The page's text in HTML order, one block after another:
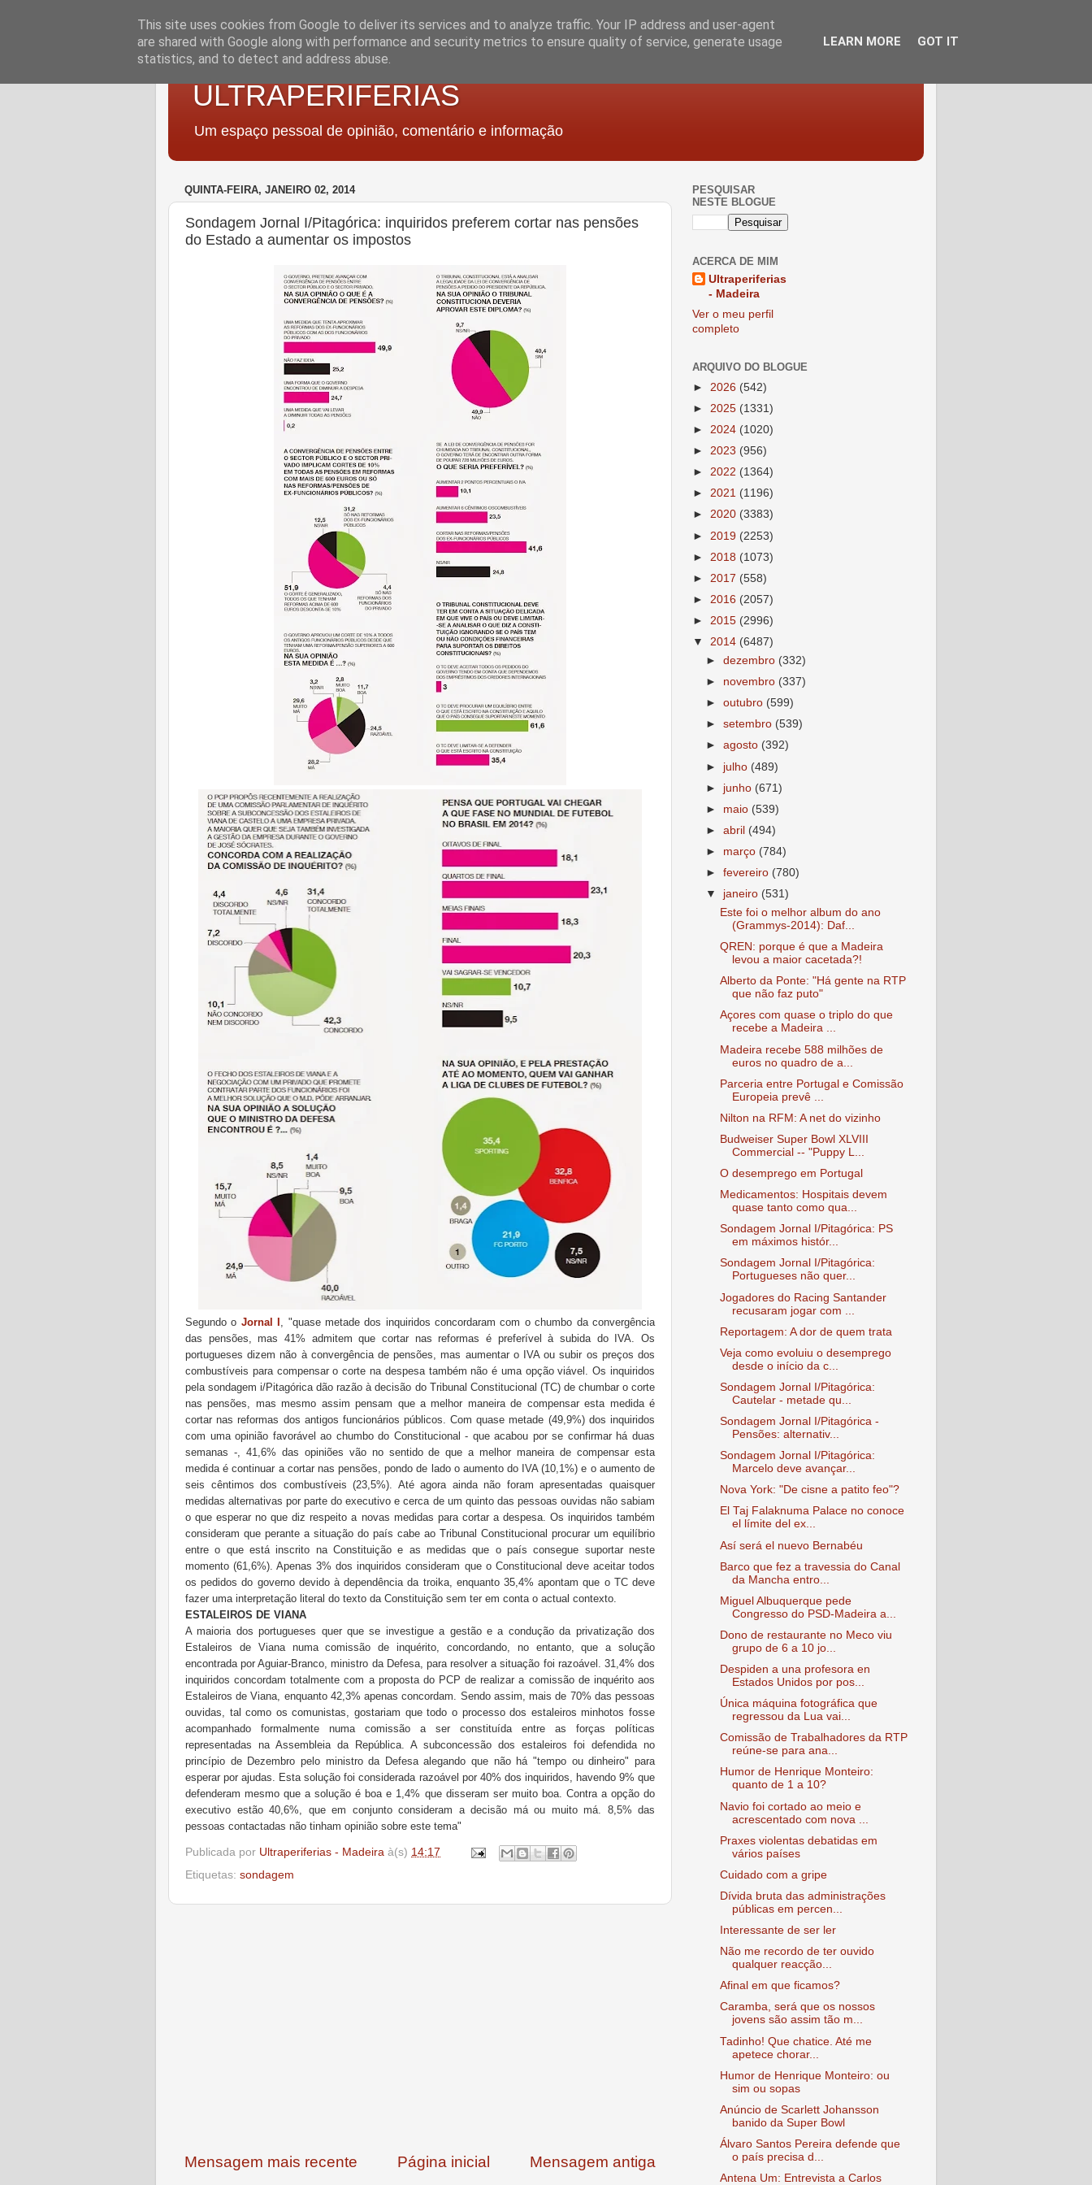
ULTRAPERIFERIAS
Um espaço pessoal de opinião, comentário e informação
QUINTA-FEIRA, JANEIRO 02, 2014
Sondagem Jornal I/Pitagórica: inquiridos preferem cortar nas pensões
do Estado a aumentar os impostos
Segundo o Jornal I , "quase metade dos inquiridos concordaram com o chumbo da convergência
das pensões, mas 41% admitem que cortar nas reformas é preferível à subida do IVA. Os
portugueses dizem não à convergência de pensões, mas aumentar o IVA ou subir os preços dos
combustíveis para compensar o corte na despesa também não é uma opção viável. Os inquiridos
pela sondagem i/Pitagórica dão razão à decisão do Tribunal Constitucional (TC) de chumbar o corte
nas pensões, mas mesmo assim pensam que a melhor maneira de compensar esta medida é
cortar nas reformas dos antigos funcionários públicos. Com quase metade (49,9%) dos inquiridos
com uma opinião favorável ao chumbo do Constitucional - que acabou por se confirmar há duas
semanas -, 41,6% das opiniões vão no sentido de que a melhor maneira de compensar esta
medida é continuar a cortar nas pensões, pondo de lado o aumento do IVA (10,1%) e o aumento de
seis cêntimos dos combustíveis (23,5%). Até agora ainda não foram apresentadas quaisquer
medidas alternativas por parte do executivo e cerca de um quinto das pessoas ouvidas não sabiam
o que esperar no que diz respeito a novas medidas para cortar a despesa. Os inquiridos também
consideram que perante a situação do país cabe ao Tribunal Constitucional procurar um equilíbrio
entre o que está inscrito na Constituição e as medidas que o país consegue suportar neste
momento (61,6%). Apenas 3% dos inquiridos consideram que o Constitucional deve aceitar todos
os pedidos do governo devido à dependência da troika, enquanto 35,4% apontam que o TC deve
fazer uma interpretação literal do texto da Constituição sem ter em conta o actual contexto.
ESTALEIROS DE VIANA
A maioria dos portugueses quer que se investigue a gestão e a condução da privatização dos
Estaleiros de Viana numa comissão de inquérito, concordando, no entanto, que a solução
encontrada por Aguiar-Branco, ministro da Defesa, para resolver a situação foi razoável. 31,4% dos
inquiridos concordam totalmente com a proposta do PCP de realizar a comissão de inquérito aos
Estaleiros de Viana, enquanto 42,3% apenas concordam. Sendo assim, mais de 70% das pessoas
ouvidas, tal como os comunistas, gostariam que todo o processo dos estaleiros minhotos fosse
acompanhado formalmente numa comissão a ser constituída entre as forças políticas
representadas na Assembleia da República. A subconcessão dos estaleiros foi defendida no
princípio de Dezembro pelo ministro da Defesa alegando que não há "tempo ou dinheiro" para
esperar por ajudas. Esta solução foi considerada razoável por 40% dos inquiridos, havendo 9% que
defenderam mesmo que a solução é boa e 1,4% que disseram ser muito boa. Contra a opção do
executivo estão 40,6%, que em conjunto consideram a decisão má ou muito má. 8,5% das
pessoas contactadas não tinham opinião sobre este tema"
Publicada por Ultraperiferias - Madeira à(s) 14:17
Etiquetas: sondagem
Mensagem mais recente Mensagem antiga
Página inicial
PESQUISAR
NESTE BLOGUE
ACERCA DE MIM
Ultraperiferias
- Madeira
Ver o meu perfil
completo
ARQUIVO DO BLOGUE
► 2026 (542)
► 2025 (1331)
► 2024 (1020)
► 2023 (956)
► 2022 (1364)
► 2021 (1196)
► 2020 (3383)
► 2019 (2253)
► 2018 (1073)
► 2017 (558)
► 2016 (2057)
► 2015 (2996)
▼ 2014 (6487)
►dezembro (332)
► novembro (337)
►outubro (599)
►setembro (539)
►agosto (392)
► julho (489)
► junho (671)
► maio (539)
►abril (494)
► março (784)
►fevereiro (780)
▼ janeiro (531)
Este foi o melhor album do ano
(Grammys-2014): Daf...
QREN: porque é que a Madeira
levou a maior cacetada?!
Alberto da Ponte: "Há gente na RTP
que não faz puto"
Açores com quase o triplo do que
recebe a Madeira ...
Madeira recebe 588 milhões de
euros no quadro de a...
Parceria entre Portugal e Comissão
Europeia prevê ...
Nilton na RFM: A net do vizinho
Budweiser Super Bowl XLVIII
Commercial -- "Puppy L...
O desemprego em Portugal
Medicamentos: Hospitais devem
quase tanto como qua...
Sondagem Jornal I/Pitagórica: PS
em máximos histór...
Sondagem Jornal I/Pitagórica:
Portugueses não quer...
Jogadores do Racing Santander
recusaram jogar com ...
Reportagem: A dor de quem trata
Veja como evoluiu o desemprego
desde o início da c...
Sondagem Jornal I/Pitagórica:
Cautelar - metade qu...
Sondagem Jornal I/Pitagórica -
Pensões: alternativ...
Sondagem Jornal I/Pitagórica:
Marcelo deve avançar...
Nova York: "De cisne a patito feo"?
El Taj Falaknuma Palace no conoce
el límite del ex...
Así será el nuevo Bernabéu
Barco que fez a travessia do Canal
da Mancha entro...
Miguel Albuquerque pede
Congresso do PSD-Madeira a...
Dono de restaurante no Meco viu
grupo de 6 a 10 jo...
Despiden a una profesora en
Estados Unidos por pos...
Única máquina fotográfica que
regressou da Lua vai...
Comissão de Trabalhadores da RTP
reúne-se para ana...
Humor de Henrique Monteiro:
quanto de 1 a 10?
Navio foi cortado ao meio e
acrescentado com nova ...
Praxes violentas debatidas em
vários países
Cuidado com a gripe
Dívida bruta das administrações
públicas em percen...
Interessante de ser ler
Não me recordo de ter ouvido
qualquer reacção...
Afinal em que ficamos?
Caramba, será que os nossos
jovens são assim tão m...
Tadinho! Que chatice. Até me
apetece chorar...
Humor de Henrique Monteiro: ou
sim ou sopas
Anúncio de Scarlett Johansson
banido da Super Bowl
Álvaro Santos Pereira defende que
o país precisa d...
Antena Um: Entrevista a Carlos
This site uses cookies from Google to deliver its services and to analyze traffic. Your IP address and user-agent
are shared with Google along with performance and security metrics to ensure quality of service, generate usage
statistics, and to detect and address abuse.
LEARN MORE GOT IT